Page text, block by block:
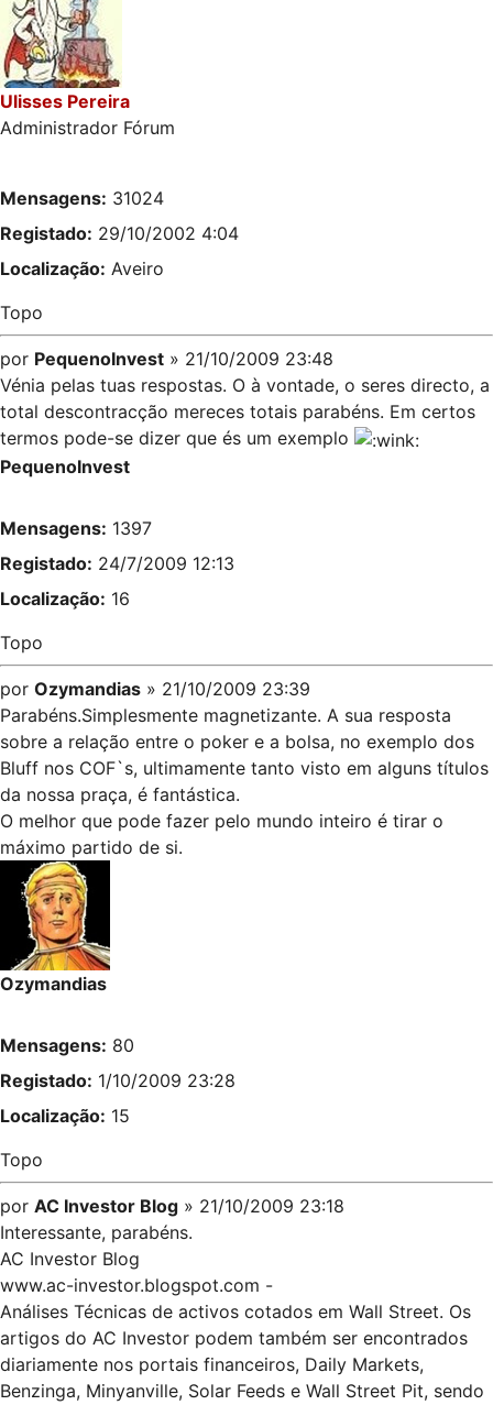
Ulisses Pereira
Administrador Fórum
Mensagens: 31024
Registado: 29/10/2002 4:04
Localização: Aveiro
Topo
por PequenoInvest » 21/10/2009 23:48
Vénia pelas tuas respostas. O à vontade, o seres directo, a
total descontracção mereces totais parabéns. Em certos
termos pode-se dizer que és um exemplo
PequenoInvest
Mensagens: 1397
Registado: 24/7/2009 12:13
Localização: 16
Topo
por Ozymandias » 21/10/2009 23:39
Parabéns.Simplesmente magnetizante. A sua resposta
sobre a relação entre o poker e a bolsa, no exemplo dos
Bluff nos COF`s, ultimamente tanto visto em alguns títulos
da nossa praça, é fantástica.
O melhor que pode fazer pelo mundo inteiro é tirar o
máximo partido de si.
Ozymandias
Mensagens: 80
Registado: 1/10/2009 23:28
Localização: 15
Topo
por AC Investor Blog » 21/10/2009 23:18
Interessante, parabéns.
AC Investor Blog
www.ac-investor.blogspot.com -
Análises Técnicas de activos cotados em Wall Street. Os
artigos do AC Investor podem também ser encontrados
diariamente nos portais financeiros, Daily Markets,
Benzinga, Minyanville, Solar Feeds e Wall Street Pit, sendo